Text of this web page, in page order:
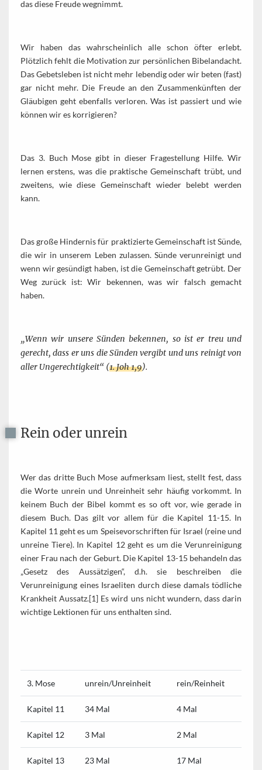
das diese Freude wegnimmt.
Wir haben das wahrscheinlich alle schon öfter erlebt.
Plötzlich fehlt die Motivation zur persönlichen Bibelandacht.
Das Gebetsleben ist nicht mehr lebendig oder wir beten (fast)
gar nicht mehr. Die Freude an den Zusammenkünften der
Gläubigen geht ebenfalls verloren. Was ist passiert und wie
können wir es korrigieren?
Das 3. Buch Mose gibt in dieser Fragestellung Hilfe. Wir
lernen erstens, was die praktische Gemeinschaft trübt, und
zweitens, wie diese Gemeinschaft wieder belebt werden
kann.
Das große Hindernis für praktizierte Gemeinschaft ist Sünde,
die wir in unserem Leben zulassen. Sünde verunreinigt und
wenn wir gesündigt haben, ist die Gemeinschaft getrübt. Der
Weg zurück ist: Wir bekennen, was wir falsch gemacht
haben.
„Wenn wir unsere Sünden bekennen, so ist er treu und
gerecht, dass er uns die Sünden vergibt und uns reinigt von
aller Ungerechtigkeit“ (1. Joh 1,9).
Rein oder unrein
Wer das dritte Buch Mose aufmerksam liest, stellt fest, dass
die Worte unrein und Unreinheit sehr häufig vorkommt. In
keinem Buch der Bibel kommt es so oft vor, wie gerade in
diesem Buch. Das gilt vor allem für die Kapitel 11-15. In
Kapitel 11 geht es um Speisevorschriften für Israel (reine und
unreine Tiere). In Kapitel 12 geht es um die Verunreinigung
einer Frau nach der Geburt. Die Kapitel 13-15 behandeln das
„Gesetz des Aussätzigen“, d.h. sie beschreiben die
Verunreinigung eines Israeliten durch diese damals tödliche
Krankheit Aussatz.[1] Es wird uns nicht wundern, dass darin
wichtige Lektionen für uns enthalten sind.
3. Mose unrein/Unreinheit rein/Reinheit
Kapitel 11 34 Mal 4 Mal
Kapitel 12 3 Mal 2 Mal
Kapitel 13 23 Mal 17 Mal